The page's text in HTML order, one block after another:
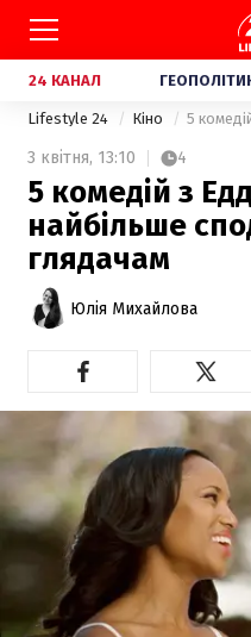
24 КАНАЛ
Lifestyle 24 Кіно
3 квітня, 13:10 4
5 комедій з
найбільше
глядачам
Юлія Михайлова